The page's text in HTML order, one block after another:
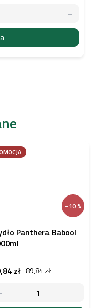
–10 %
Panthera Babool
89,84 zł
zł